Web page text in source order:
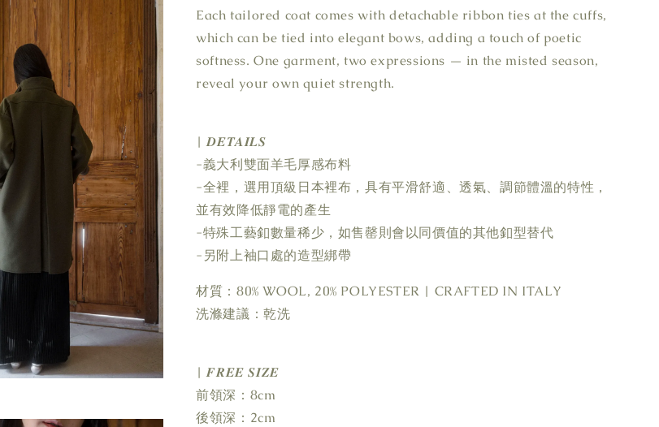
Each tailored coat comes with detachable ribbon ties at the cuffs,
which can be tied into elegant bows, adding a touch of poetic
softness. One garment, two expressions — in the misted season,
reveal your own quiet strength.
| 𝑫𝑬𝑻𝑨𝑰𝑳𝑺
-義大利雙面羊毛厚感布料
-全裡，選用頂級日本裡布，具有平滑舒適、透氣、調節體溫的特性，
並有效降低靜電的產生
-特殊工藝釦數量稀少，如售罄則會以同價值的其他釦型替代
-另附上袖口處的造型綁帶
材質：80% WOOL, 20% POLYESTER | CRAFTED IN ITALY
洗滌建議：乾洗
| 𝑭𝑹𝑬𝑬 𝑺𝑰𝒁𝑬
前領深：8cm
後領深：2cm